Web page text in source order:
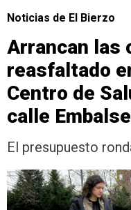
Noticias de El Bierzo
Arrancan las
reasfaltado
Centro de
calle
El presupuesto